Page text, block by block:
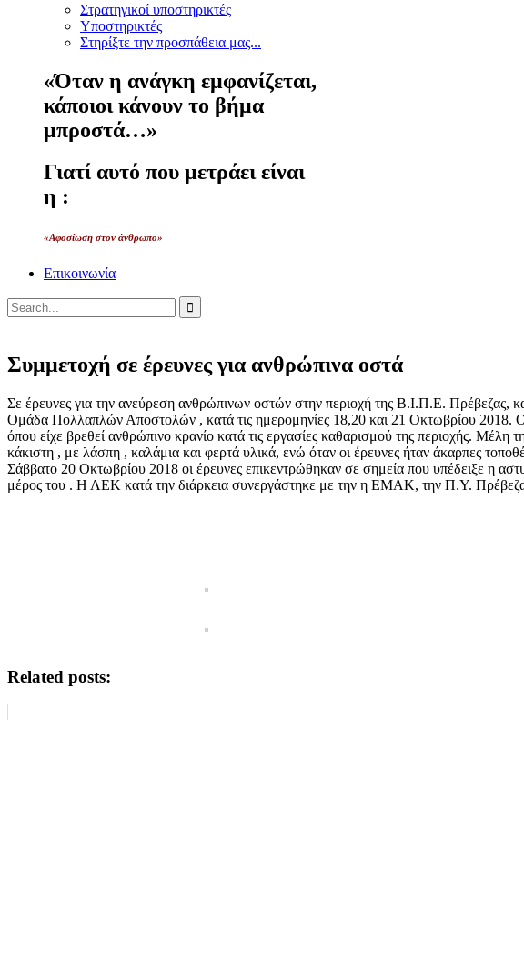
Στρατηγικοί υποστηρικτές
Υποστηρικτές
Στηρίξτε την προσπάθεια μας...
«Όταν η ανάγκη εμφανίζεται,
κάποιοι κάνουν το βήμα
μπροστά…»
Γιατί αυτό που μετράει είναι
η :
«Αφοσίωση στον άνθρωπο»
Επικοινωνία
Συμμετοχή σε έρευνες για ανθρώπινα οστά
Σε έρευνες για την ανεύρεση ανθρώπινων οστών στην περιοχή της Β.Ι.Π.Ε. Πρέβεζας,
Ομάδα Πολλαπλών Αποστολών , κατά τις ημερομηνίες 18,20 και 21 Οκτωβρίου 2018.
όπου είχε βρεθεί ανθρώπινο κρανίο κατά τις εργασίες καθαρισμού της περιοχής.
κάκιστη , με λάσπη , καλάμια και φερτά υλικά, ενώ όταν οι έρευνες ήταν άκαρπες
Σάββατο 20 Οκτωβρίου 2018 οι έρευνες επικεντρώθηκαν σε σημεία που υπέδειξε η
μέρος του . Η ΛΕΚ κατά την διάρκεια συνεργάστηκε με την η ΕΜΑΚ, την Π.Υ.
Related posts: